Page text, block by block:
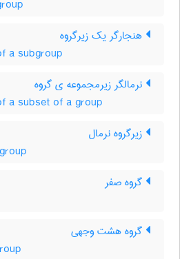
هنجارگر یک زیرگروه
a subgroup
نرمالگر زیرمجموعه ی گروه
a subset of a group
زیرگروه نرمال
گروه صفر
گروه هشت وجهی